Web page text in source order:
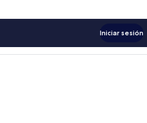
Iniciar sesión